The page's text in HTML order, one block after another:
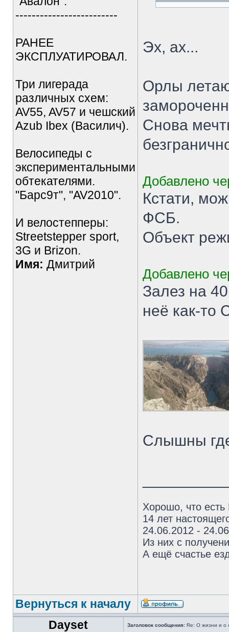
-------------------------
РАНЕЕ
ЭКСПЛУАТИРОВАЛ.
Три лигерада
различных схем:
AV55, AV57 и чешский
Azub Ibex (Василич).
Велосипеды с
экспериментальными
обтекателями.
"Барс9т", "AV2010".
И велостепперы:
Streetstepper sport,
3G и Brizon.
Имя: Дмитрий
Эх, ах...
Орлы
Снова
Добавлено
Кстати,
ФСБ.
Объект
Добавлено
Залез на
неё как-
Слышны
Хорошо, что
14 лет
24.06.2012 -
Из них с
А ещё счастье
Вернуться к началу
Dayset
Заголовок сообщения: Re: О жизни и о